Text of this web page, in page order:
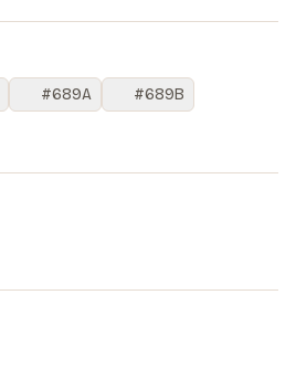
#689A
#689B